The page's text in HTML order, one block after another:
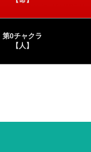
第0チャクラ
【人】